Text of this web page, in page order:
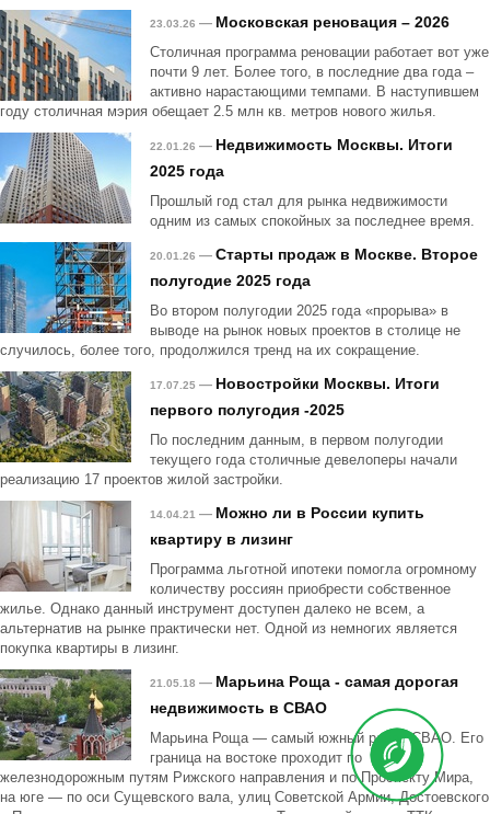
23.03.26 — Московская реновация – 2026
Столичная программа реновации работает вот уже
почти 9 лет. Более того, в последние два года –
активно нарастающими темпами. В наступившем
году столичная мэрия обещает 2.5 млн кв. метров нового жилья.
22.01.26 — Недвижимость Москвы. Итоги
2025 года
Прошлый год стал для рынка недвижимости
одним из самых спокойных за последнее время.
20.01.26 — Старты продаж в Москве. Второе
полугодие 2025 года
Во втором полугодии 2025 года «прорыва» в
выводе на рынок новых проектов в столице не
случилось, более того, продолжился тренд на их сокращение.
17.07.25 — Новостройки Москвы. Итоги
первого полугодия -2025
По последним данным, в первом полугодии
текущего года столичные девелоперы начали
реализацию 17 проектов жилой застройки.
14.04.21 — Можно ли в России купить
квартиру в лизинг
Программа льготной ипотеки помогла огромному
количеству россиян приобрести собственное
жилье. Однако данный инструмент доступен далеко не всем, а
альтернатив на рынке практически нет. Одной из немногих является
покупка квартиры в лизинг.
21.05.18 — Марьина Роща - самая дорогая
недвижимость в СВАО
Марьина Роща — самый южный район СВАО. Его
граница на востоке проходит по
железнодорожным путям Рижского направления и по Проспекту Мира,
на юге — по оси Сущевского вала, улиц Советской Армии, Достоевского